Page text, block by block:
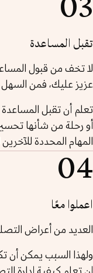
03
تقبل المساعدة
لا تخف من قبول
عزيز عليك، فمن السهل
تعلم أن تقبل
أو رحلة من شأنها
المهام المحددة
04
اعملوا معًا
العديد من أعراض
ولهذا السبب يمكن أن